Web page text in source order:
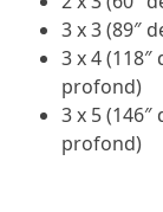
3 x 3 (89″
3 x 4 (118″
profond)
3 x 5 (146″
profond)